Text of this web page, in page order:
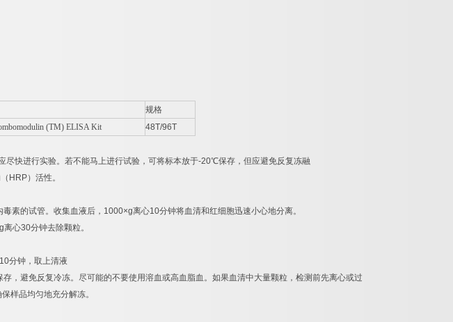
规格
(TM) ELISA Kit
48T/96T
尽快进行实验。若不能马上进行试验，可将标本放于-20℃保存，但应避免反复冻融
HRP）活性。
素的试管。收集血液后， 1000×g离心10分钟将血清和红细胞迅速小心地分离。
离心30分钟去除颗粒。
10分钟，取上清液
存，避免反复冷冻。尽可能的不要使用溶血或高血脂血。如果血清中大量颗粒，检测前先离心或过
样品均匀地充分解冻。